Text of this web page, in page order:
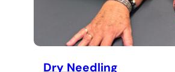
Dry Needling